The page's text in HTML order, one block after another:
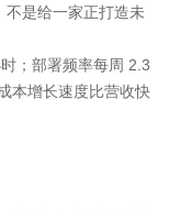
不是给一家正打造未
；部署频率每周 2.3
本增长速度比营收快